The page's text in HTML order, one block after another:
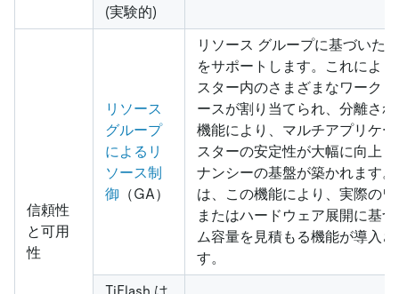
(実験的)
信頼性
と可用
性
リソース
グループ
によるリ
ソース制
御 （GA）
リソース グループに基づいた
をサポートします。これによ
スター内のさまざまなワーク
ースが割り当てられ、分離さ
機能により、マルチアプリケ
スターの安定性が大幅に向上
ナンシーの基盤が築かれます
は、この機能により、実際の
またはハードウェア展開に基
ム容量を見積もる機能が導入
す。
TiFlash は